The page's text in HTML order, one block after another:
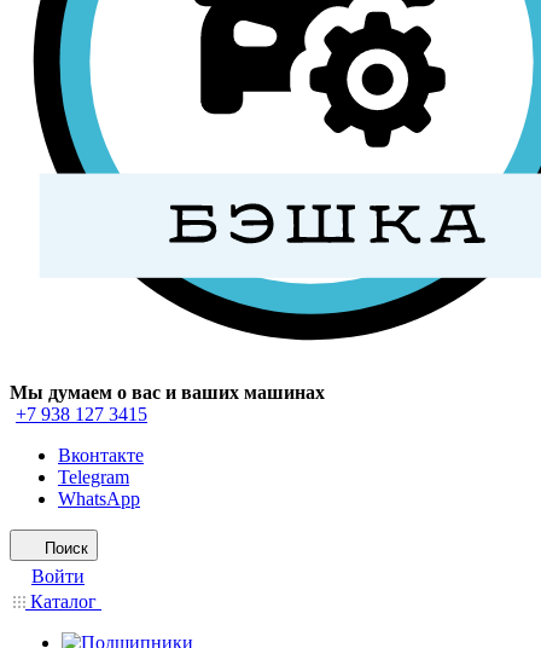
Мы думаем о вас и ваших машинах
+7 938 127 3415
Вконтакте
Telegram
WhatsApp
Поиск
Войти
Каталог